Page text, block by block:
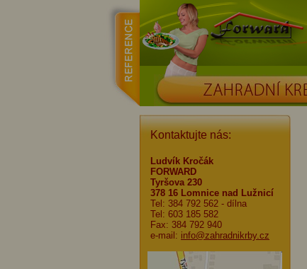
Forward
ZAHRADNÍ KRBY
reference
Kontaktujte nás:
Ludvík Kročák
FORWARD
Tyršova 230
378 16 Lomnice nad Lužnicí
Tel: 384 792 562 - dílna
Tel: 603 185 582
Fax: 384 792 940
e-mail: info@zahradnikrby.cz